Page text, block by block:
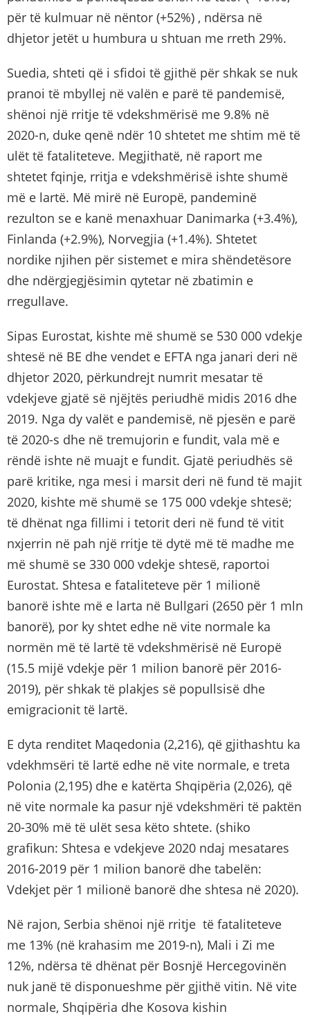
për të kulmuar në nëntor (+52%) , ndërsa në
dhjetor jetët u humbura u shtuan me rreth 29%.
Suedia, shteti që i sfidoi të gjithë për shkak se nuk
pranoi të mbyllej në valën e parë të pandemisë,
shënoi një rritje të vdekshmërisë me 9.8% në
2020-n, duke qenë ndër 10 shtetet me shtim më të
ulët të fataliteteve. Megjithatë, në raport me
shtetet fqinje, rritja e vdekshmërisë ishte shumë
më e lartë. Më mirë në Europë, pandeminë
rezulton se e kanë menaxhuar Danimarka (+3.4%),
Finlanda (+2.9%), Norvegjia (+1.4%). Shtetet
nordike njihen për sistemet e mira shëndetësore
dhe ndërgjegjësimin qytetar në zbatimin e
rregullave.
Sipas Eurostat, kishte më shumë se 530 000 vdekje
shtesë në BE dhe vendet e EFTA nga janari deri në
dhjetor 2020, përkundrejt numrit mesatar të
vdekjeve gjatë së njëjtës periudhë midis 2016 dhe
2019. Nga dy valët e pandemisë, në pjesën e parë
të 2020-s dhe në tremujorin e fundit, vala më e
rëndë ishte në muajt e fundit. Gjatë periudhës së
parë kritike, nga mesi i marsit deri në fund të majit
2020, kishte më shumë se 175 000 vdekje shtesë;
të dhënat nga fillimi i tetorit deri në fund të vitit
nxjerrin në pah një rritje të dytë më të madhe me
më shumë se 330 000 vdekje shtesë, raportoi
Eurostat. Shtesa e fataliteteve për 1 milionë
banorë ishte më e larta në Bullgari (2650 për 1 mln
banorë), por ky shtet edhe në vite normale ka
normën më të lartë të vdekshmërisë në Europë
(15.5 mijë vdekje për 1 milion banorë për 2016-
2019), për shkak të plakjes së popullsisë dhe
emigracionit të lartë.
E dyta renditet Maqedonia (2,216), që gjithashtu ka
vdekhmsëri të lartë edhe në vite normale, e treta
Polonia (2,195) dhe e katërta Shqipëria (2,026), që
në vite normale ka pasur një vdekshmëri të paktën
20-30% më të ulët sesa këto shtete. (shiko
grafikun: Shtesa e vdekjeve 2020 ndaj mesatares
2016-2019 për 1 milion banorë dhe tabelën:
Vdekjet për 1 milionë banorë dhe shtesa në 2020).
Në rajon, Serbia shënoi një rritje të fataliteteve
me 13% (në krahasim me 2019-n), Mali i Zi me
12%, ndërsa të dhënat për Bosnjë Hercegovinën
nuk janë të disponueshme për gjithë vitin. Në vite
normale, Shqipëria dhe Kosova kishin